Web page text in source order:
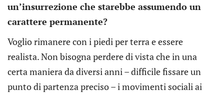
un’insurrezione che starebbe assumendo un
carattere permanente?
Voglio rimanere con i piedi per terra e essere
realista. Non bisogna perdere di vista che in una
certa maniera da diversi anni – difficile fissare un
punto di partenza preciso – i movimenti sociali ai